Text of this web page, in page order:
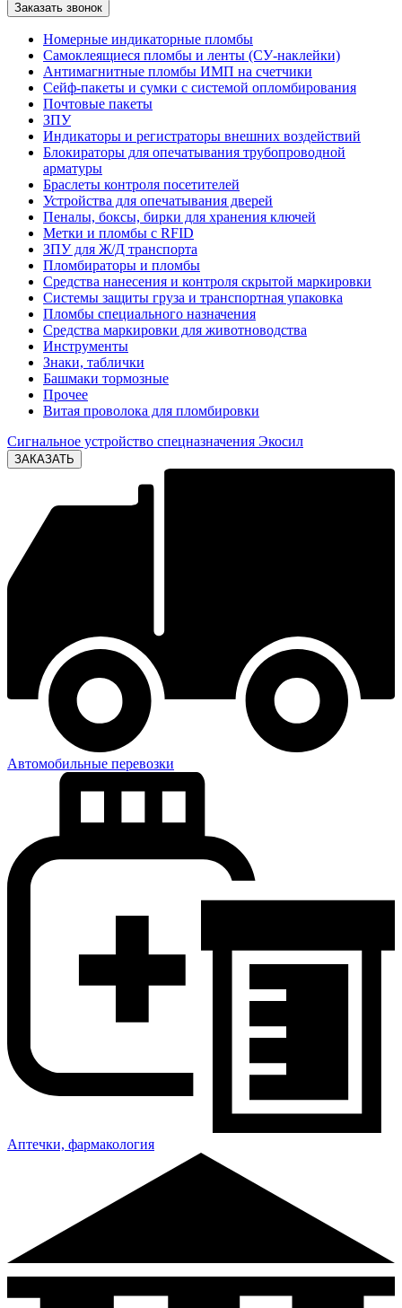
Номерные индикаторные пломбы
Самоклеящиеся пломбы и ленты (СУ-наклейки)
Антимагнитные пломбы ИМП на счетчики
Сейф-пакеты и сумки с системой опломбирования
Почтовые пакеты
ЗПУ
Индикаторы и регистраторы внешних воздействий
Блокираторы для опечатывания трубопроводной
арматуры
Браслеты контроля посетителей
Устройства для опечатывания дверей
Пеналы, боксы, бирки для хранения ключей
Метки и пломбы с RFID
ЗПУ для Ж/Д транспорта
Пломбираторы и пломбы
Средства нанесения и контроля скрытой маркировки
Системы защиты груза и транспортная упаковка
Пломбы специального назначения
Средства маркировки для животноводства
Инструменты
Знаки, таблички
Башмаки тормозные
Прочее
Витая проволока для пломбировки
Сигнальное устройство спецназначения Экосил
Автомобильные перевозки
Аптечки, фармакология